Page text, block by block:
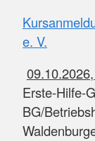
e. V.
Erste-Hilfe-
BG/